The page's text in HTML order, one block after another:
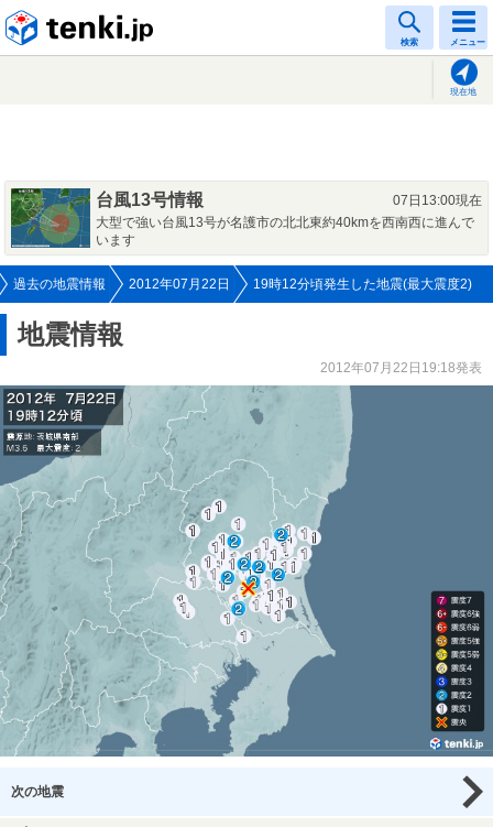
検索 メニュー
現在地
台風13号情報
07日13:00現在
大型で強い台風13号が名護市の北北東約40kmを西南西に進んで
います
過去の地震情報 2012年07月22日 19時12分頃発生した地震(最大震度2)
地震情報
2012年07月22日19:18発表
次の地震